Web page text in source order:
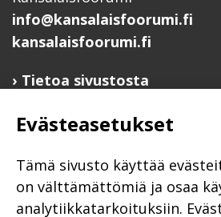
info@kansalaisfoorumi.fi
kansalaisfoorumi.fi
Tietoa sivustosta
Ilmoita järjestösi
Järjestötietäjä-testi
Anna palautetta
Saavutettavuusseloste
Evästeasetukset
Tämä sivusto käyttää
on välttämättömiä ja osaa
analytiikkatarkoituksiin.